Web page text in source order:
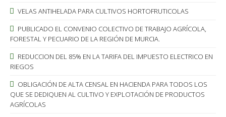
VELAS ANTIHELADA PARA CULTIVOS HORTOFRUTICOLAS
PUBLICADO EL CONVENIO COLECTIVO DE TRABAJO AGRÍCOLA,
FORESTAL Y PECUARIO DE LA REGIÓN DE MURCIA.
REDUCCION DEL 85% EN LA TARIFA DEL IMPUESTO ELECTRICO EN
RIEGOS
OBLIGACIÓN DE ALTA CENSAL EN HACIENDA PARA TODOS LOS
QUE SE DEDIQUEN AL CULTIVO Y EXPLOTACIÓN DE PRODUCTOS
AGRÍCOLAS